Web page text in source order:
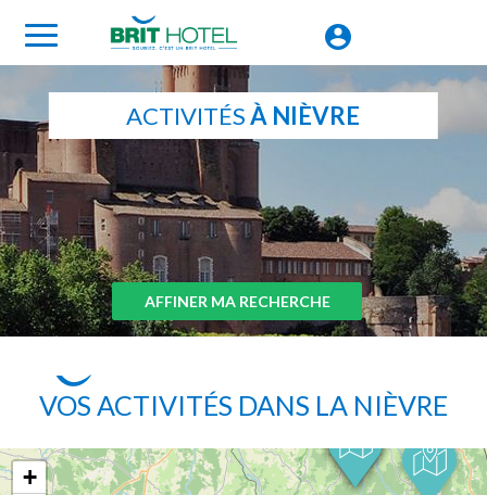
ACTIVITÉSÀ NIÈVRE
AFFINER MA RECHERCHE
VOS ACTIVITÉS DANS LA NIÈVRE
+